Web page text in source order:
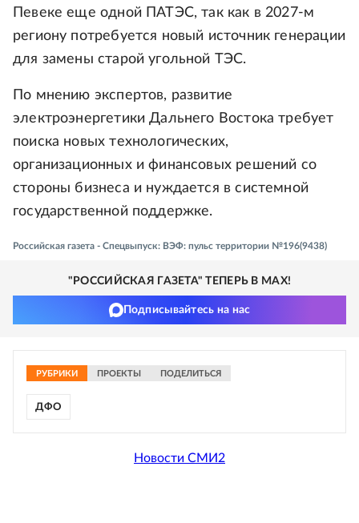
Певеке еще одной ПАТЭС, так как в 2027-м
региону потребуется новый источник генерации
для замены старой угольной ТЭС.
По мнению экспертов, развитие
электроэнергетики Дальнего Востока требует
поиска новых технологических,
организационных и финансовых решений со
стороны бизнеса и нуждается в системной
государственной поддержке.
Российская газета - Спецвыпуск: ВЭФ: пульс территории №196(9438)
"РОССИЙСКАЯ ГАЗЕТА" ТЕПЕРЬ В MAX!
Подписывайтесь на нас
РУБРИКИ ПРОЕКТЫ ПОДЕЛИТЬСЯ
ДФО
Новости СМИ2